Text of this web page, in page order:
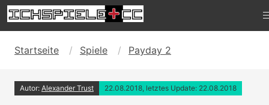
Startseite Spiele Payday 2
Autor: Alexander Trust 22.08.2018, letztes Update: 22.08.2018